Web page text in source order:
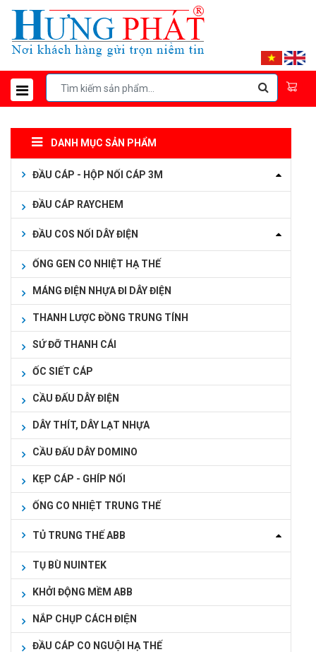
DANH MỤC SẢN PHẨM
ĐẦU CÁP - HỘP NỐI CÁP 3M
ĐẦU CÁP RAYCHEM
ĐẦU COS NỐI DÂY ĐIỆN
ỐNG GEN CO NHIỆT HẠ THẾ
MÁNG ĐIỆN NHỰA ĐI DÂY ĐIỆN
THANH LƯỢC ĐỒNG TRUNG TÍNH
SỨ ĐỠ THANH CÁI
ỐC SIẾT CÁP
CẦU ĐẤU DÂY ĐIỆN
DÂY THÍT, DÂY LẠT NHỰA
CẦU ĐẤU DÂY DOMINO
KẸP CÁP - GHÍP NỐI
ỐNG CO NHIỆT TRUNG THẾ
TỦ TRUNG THẾ ABB
TỤ BÙ NUINTEK
KHỞI ĐỘNG MỀM ABB
NẮP CHỤP CÁCH ĐIỆN
ĐẦU CÁP CO NGUỘI HẠ THẾ